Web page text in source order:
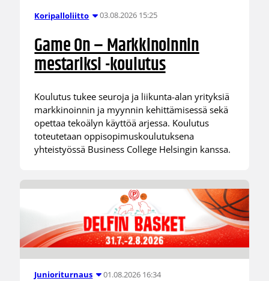
Koripalloliitto 03.08.2026 15:25
Game On – Markkinoinnin
mestariksi -koulutus
Koulutus tukee seuroja ja liikunta-alan yrityksiä
markkinoinnin ja myynnin kehittämisessä sekä
opettaa tekoälyn käyttöä arjessa. Koulutus
toteutetaan oppisopimuskoulutuksena
yhteistyössä Business College Helsingin kanssa.
Junioriturnaus 01.08.2026 16:34